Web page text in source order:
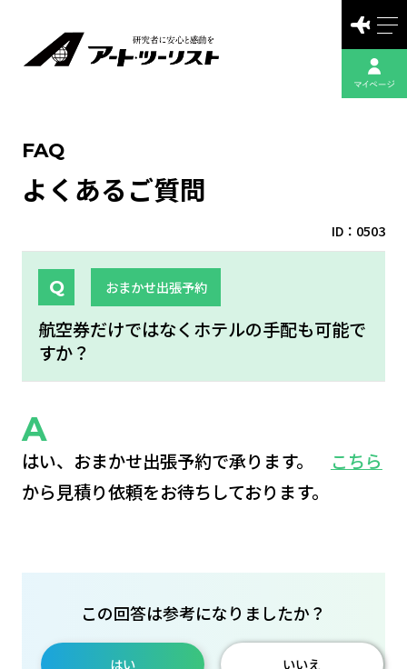
FAQ
よくあるご質問
おまかせ出張予約
航空券だけではなくホテルの手配も可能で
すか？
ID：0503
はい、おまかせ出張予約で承ります。
こちら
から見積り依頼をお待ちしております。
この回答は参考になりましたか？
はい いいえ